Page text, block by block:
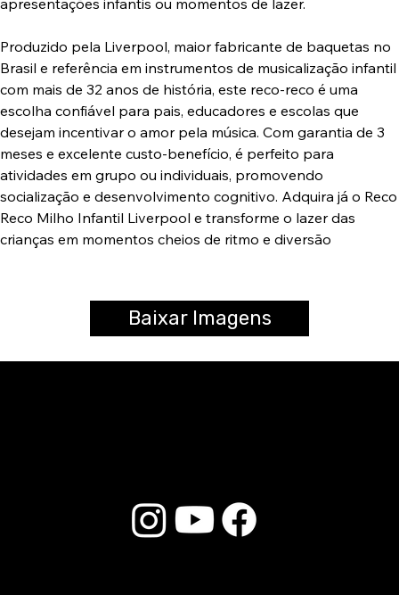
apresentações infantis ou momentos de lazer.
Produzido pela Liverpool, maior fabricante de baquetas no
Brasil e referência em instrumentos de musicalização infantil
com mais de 32 anos de história, este reco-reco é uma
escolha confiável para pais, educadores e escolas que
desejam incentivar o amor pela música. Com garantia de 3
meses e excelente custo-benefício, é perfeito para
atividades em grupo ou individuais, promovendo
socialização e desenvolvimento cognitivo. Adquira já o Reco
Reco Milho Infantil Liverpool e transforme o lazer das
crianças em momentos cheios de ritmo e diversão
Baixar Imagens